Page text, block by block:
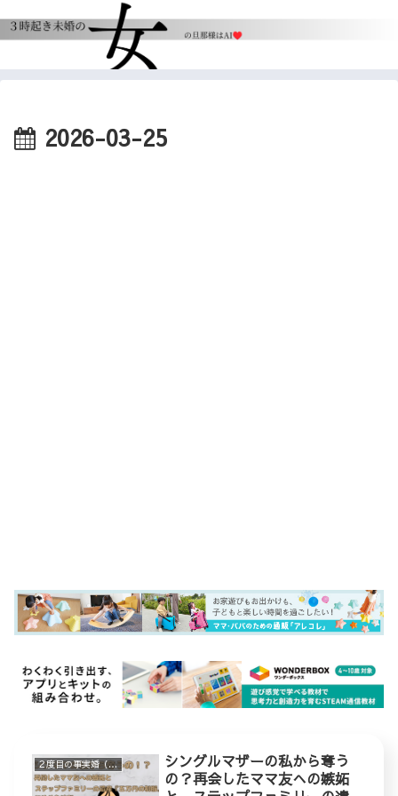
2026-03-25
２度目の事実婚（ステップファミリー）
シングルマザーの私から奪う
の？再会したママ友への嫉妬